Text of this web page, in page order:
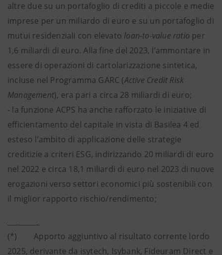
altre due su un portafoglio di crediti a piccole e medie
imprese per un miliardo di euro e su un portafoglio di
mutui residenziali con elevato loan-to-value ratio per
1,6 miliardi di euro. Alla fine del 2023, l’ammontare in
essere di operazioni di cartolarizzazione sintetica,
incluse nel Programma GARC (Active Credit Risk
Management), era pari a circa 28 miliardi di euro;
- la funzione ACPS ha anche rafforzato le iniziative di
efficientamento del capitale in vista di Basilea 4 ed
esteso l’ambito di applicazione delle strategie
creditizie a criteri ESG, indirizzando 20 miliardi di euro
nel 2022 e circa 18,1 miliardi di euro nel 2023 di nuove
erogazioni verso settori economici più sostenibili con
il miglior rapporto rischio/rendimento;
(*) Apporto aggiuntivo al risultato corrente lordo
2025, derivante da isytech, Isybank, Fideuram Direct e